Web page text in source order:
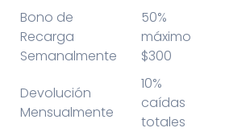
Bono de
Recarga
Semanalmente
50%
máximo
$300
Devolución
Mensualmente
10%
caídas
totales